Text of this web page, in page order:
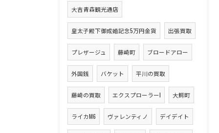
大吉青森観光通店
皇太子殿下御成婚記念5万円金貨 出張買取
プレザージュ 藤崎町 ブロードアロー
外国銭 バケット 平川の買取
藤崎の買取 エクスプローラーI 大鰐町
ライカM6 ヴァレンティノ デイデイト